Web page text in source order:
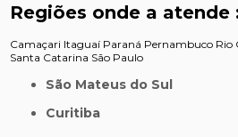
Regiões onde a atende
Camaçari Itaguaí Paraná Pernambuco Rio
Santa Catarina São Paulo
São Mateus do Sul
Curitiba